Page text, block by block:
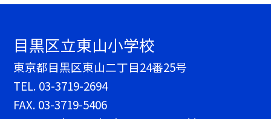
目黒区立東山小学校
東京都目黒区東山二丁目24番25号
TEL. 03-3719-2694
FAX. 03-3719-5406